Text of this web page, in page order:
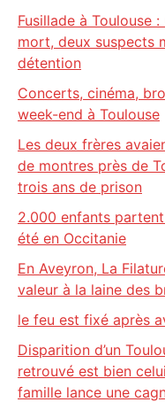
Fusillade à Toulouse
mort, deux suspects
détention
Concerts, cinéma,
week-end à Toulouse
Les deux frères
de montres près de
trois ans de prison
2.000 enfants
été en Occitanie
En Aveyron, La
valeur à la laine des
le feu est fixé après
Disparition d’un
retrouvé est bien
famille lance une